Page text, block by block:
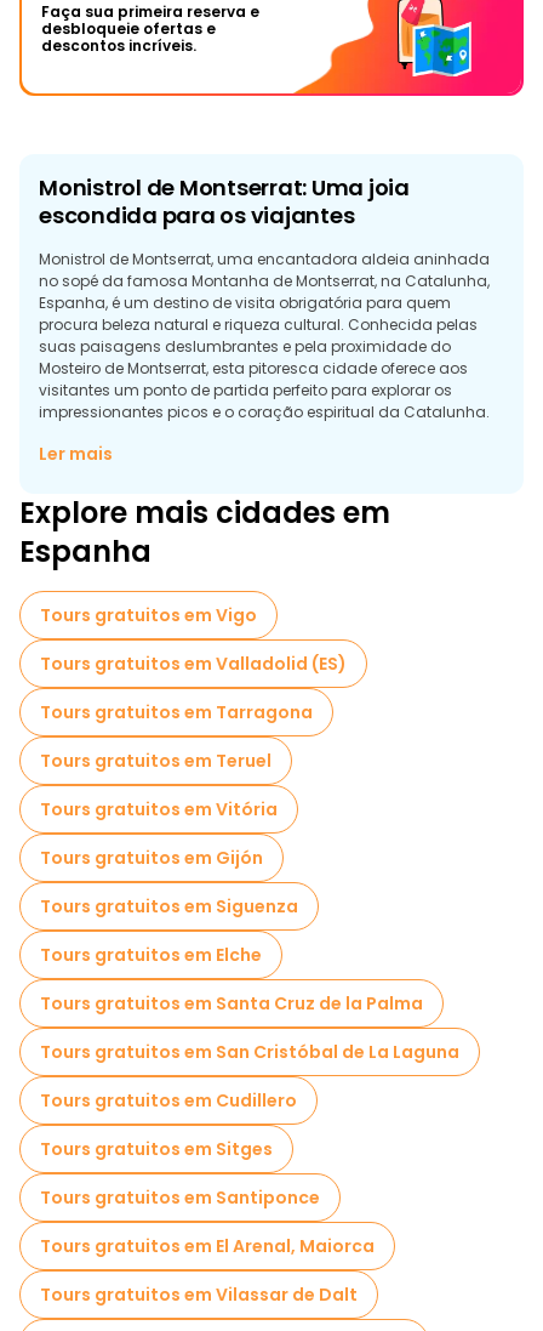
Faça sua primeira reserva e
desbloqueie ofertas e
descontos incríveis.
Monistrol de Montserrat: Uma joia
escondida para os viajantes
Monistrol de Montserrat, uma encantadora aldeia aninhada
no sopé da famosa Montanha de Montserrat, na Catalunha,
Espanha, é um destino de visita obrigatória para quem
procura beleza natural e riqueza cultural. Conhecida pelas
suas paisagens deslumbrantes e pela proximidade do
Mosteiro de Montserrat, esta pitoresca cidade oferece aos
visitantes um ponto de partida perfeito para explorar os
impressionantes picos e o coração espiritual da Catalunha.
Para os viajantes com um orçamento limitado ou para
visitas guiadas gratuitas a Monistrol de Montserrat são uma
óptima opção. Estas visitas guiadas cobrem normalmente a
rica história da cidade, as ruas pitorescas e a profunda
ligação ao Mosteiro de Montserrat. Os visitantes podem
importância da área no património cultural e religioso da
Catalunha.
Monistrol também oferece acesso a trilhos para caminhadas
que levam diretamente à cadeia montanhosa de Montserrat,
onde os aventureiros podem desfrutar de vistas panorâmicas
e maravilhar-se com as formações rochosas únicas. Depois
de um dia de exploração, pode relaxar num dos acolhedores
restaurantes locais que servem cozinha tradicional catalã.
Ler mais
Explore mais cidades em
Espanha
Tours gratuitos em Vigo
Tours gratuitos em Valladolid (ES)
Tours gratuitos em Tarragona
Tours gratuitos em Teruel
Tours gratuitos em Vitória
Tours gratuitos em Gijón
Tours gratuitos em Siguenza
Tours gratuitos em Elche
Tours gratuitos em Santa Cruz de la Palma
Tours gratuitos em San Cristóbal de La Laguna
Tours gratuitos em Cudillero
Tours gratuitos em Sitges
Tours gratuitos em Santiponce
Tours gratuitos em El Arenal, Maiorca
Tours gratuitos em Vilassar de Dalt